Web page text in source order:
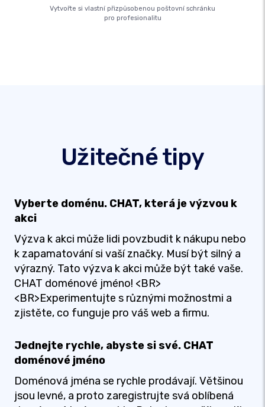
Vytvořte si vlastní přizpůsobenou poštovní schránku
pro profesionalitu
Užitečné tipy
Vyberte doménu. CHAT, která je výzvou k
akci
Výzva k akci může lidi povzbudit k nákupu nebo
k zapamatování si vaší značky. Musí být silný a
výrazný. Tato výzva k akci může být také vaše.
CHAT doménové jméno! <BR>
<BR>Experimentujte s různými možnostmi a
zjistěte, co funguje pro váš web a firmu.
Jednejte rychle, abyste si své. CHAT
doménové jméno
Doménová jména se rychle prodávají. Většinou
jsou levné, a proto zaregistrujte svá oblíbená